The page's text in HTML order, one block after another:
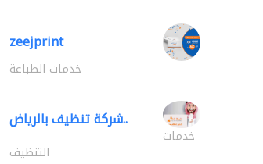
zeejprint
خدمات الطباعة
شركة تنظيف بالرياض..
خدمات
التنظيف